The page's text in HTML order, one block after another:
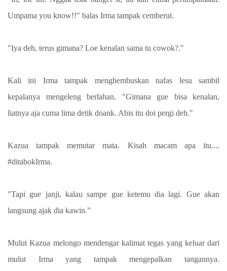
Umpama you know!!" balas Irma tampak cemberut.
"Iya deh, terus gimana? Loe kenalan sama tu cowok?."
Kali ini Irma tampak menghembuskan nafas lesu sambil
kepalanya mengeleng berlahan. "Gimana gue bisa kenalan,
liatnya aja cuma lima detik doank. Abis itu doi pergi deh."
Kazua tampak memutar mata. Kisah macam apa itu....
#ditabokIrma.
"Tapi gue janji, kalau sampe gue ketemu dia lagi. Gue akan
langsung ajak dia kawin.”
Mulut Kazua melongo mendengar kalimat tegas yang keluar dari
mulut Irma yang tampak mengepalkan tangannya.